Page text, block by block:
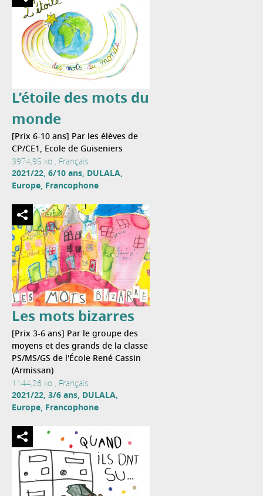
L’étoile des mots du
monde
[Prix 6-10 ans] Par les élèves de
CP/CE1, Ecole de Guiseniers
3974,95 ko , Français
2021/22, 6/10 ans, DULALA,
Europe, Francophone
Les mots bizarres
[Prix 3-6 ans] Par le groupe des
moyens et des grands de la classe
PS/MS/GS de l'École René Cassin
(Armissan)
1144,26 ko , Français
2021/22, 3/6 ans, DULALA,
Europe, Francophone